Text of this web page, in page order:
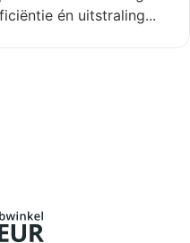
én uitstraling...